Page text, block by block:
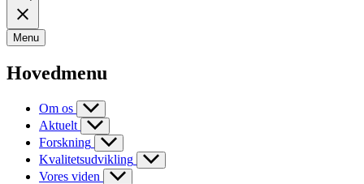
Menu
Hovedmenu
Om os
Aktuelt
Forskning
Kvalitetsudvikling
Vores viden